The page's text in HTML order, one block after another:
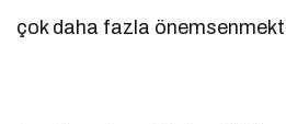
çok daha fazla